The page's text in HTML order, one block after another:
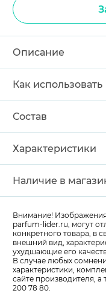
Описание
Как использовать
Состав
Характеристики
Наличие в
Внимание!
parfum-lider.ru, могут
конкретного товара, в
внешний вид,
ухудшающие его
В случае любых
характеристики,
сайте производителя,
200 78 80.